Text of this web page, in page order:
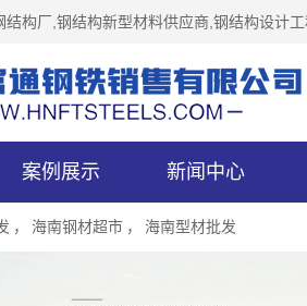
结构厂,钢结构新型材料供应商,钢结构
案例展示 新闻中心
， 海南钢材超市 ， 海南型材批发